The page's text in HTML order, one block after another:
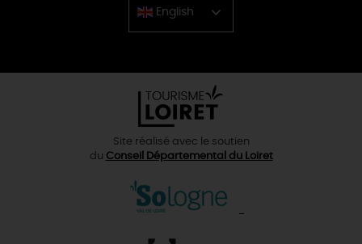
English
Chinese
Site réalisé avec le soutien
du Conseil Départemental du Loiret